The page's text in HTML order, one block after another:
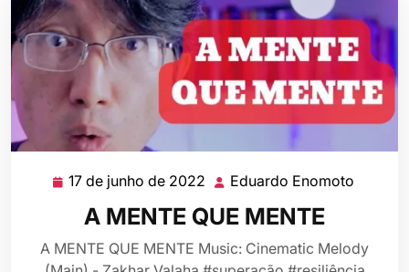
17 de junho de 2022 17
de
junho
de
Eduardo Enomoto
A MENTE QUE MENTE
A MENTE QUE MENTE Music: Cinematic Melody